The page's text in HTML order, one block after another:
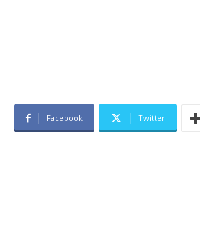
Facebook Twitter